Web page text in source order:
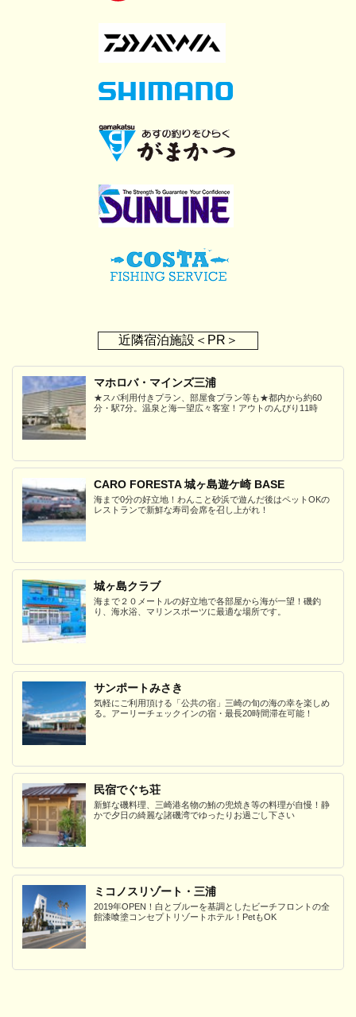
近隣宿泊施設＜PR＞
マホロバ・マインズ三浦
★スパ利用付きプラン、部屋食プラン等も★都内から約60
分・駅7分。温泉と海一望広々客室！アウトのんびり11時
CARO FORESTA 城ヶ島遊ケ崎 BASE
海まで0分の好立地！わんこと砂浜で遊んだ後はペットOKの
レストランで新鮮な寿司会席を召し上がれ！
城ヶ島クラブ
海まで２０メートルの好立地で各部屋から海が一望！磯釣
り、海水浴、マリンスポーツに最適な場所です。
サンポートみさき
気軽にご利用頂ける「公共の宿」三崎の旬の海の幸を楽しめ
る。アーリーチェックインの宿・最長20時間滞在可能！
民宿でぐち荘
新鮮な磯料理、三崎港名物の鮪の兜焼き等の料理が自慢！静
かで夕日の綺麗な諸磯湾でゆったりお過ごし下さい
ミコノスリゾート・三浦
2019年OPEN！白とブルーを基調としたビーチフロントの全
館漆喰塗コンセプトリゾートホテル！PetもOK